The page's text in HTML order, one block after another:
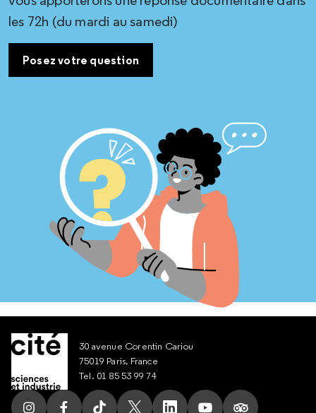
les 72h (du mardi au samedi)
Posez votre question
30 avenue Corentin Cariou
75019 Paris, France
Tel. 01 85 53 99 74